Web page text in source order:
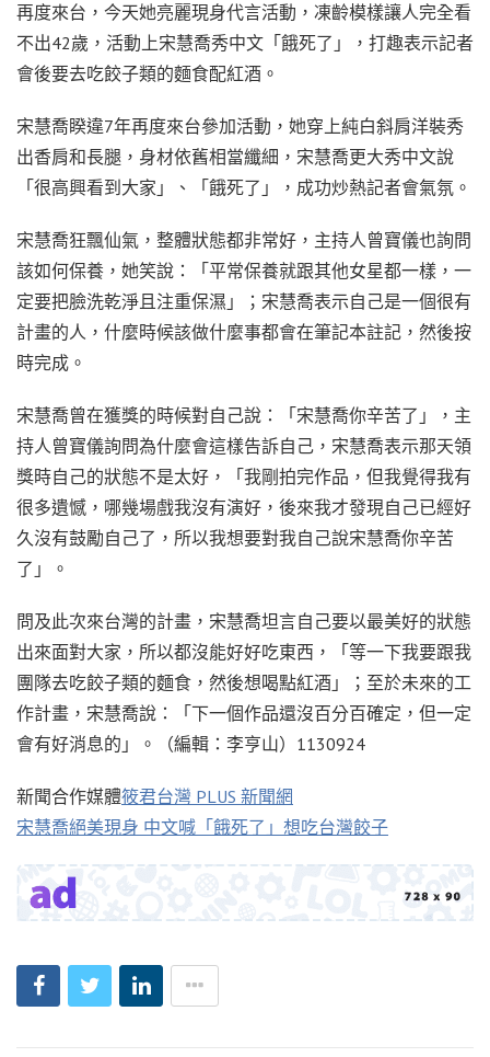
再度來台，今天她亮麗現身代言活動，凍齡模樣讓人完全看
不出42歲，活動上宋慧喬秀中文「餓死了」，打趣表示記者
會後要去吃餃子類的麵食配紅酒。
宋慧喬睽違7年再度來台參加活動，她穿上純白斜肩洋裝秀
出香肩和長腿，身材依舊相當纖細，宋慧喬更大秀中文說
「很高興看到大家」、「餓死了」，成功炒熱記者會氣氛。
宋慧喬狂飄仙氣，整體狀態都非常好，主持人曾寶儀也詢問
該如何保養，她笑說：「平常保養就跟其他女星都一樣，一
定要把臉洗乾淨且注重保濕」；宋慧喬表示自己是一個很有
計畫的人，什麼時候該做什麼事都會在筆記本註記，然後按
時完成。
宋慧喬曾在獲獎的時候對自己說：「宋慧喬你辛苦了」，主
持人曾寶儀詢問為什麼會這樣告訴自己，宋慧喬表示那天領
獎時自己的狀態不是太好，「我剛拍完作品，但我覺得我有
很多遺憾，哪幾場戲我沒有演好，後來我才發現自己已經好
久沒有鼓勵自己了，所以我想要對我自己說宋慧喬你辛苦
了」。
問及此次來台灣的計畫，宋慧喬坦言自己要以最美好的狀態
出來面對大家，所以都沒能好好吃東西，「等一下我要跟我
團隊去吃餃子類的麵食，然後想喝點紅酒」；至於未來的工
作計畫，宋慧喬說：「下一個作品還沒百分百確定，但一定
會有好消息的」。（編輯：李亨山）1130924
新聞合作媒體筱君台灣 PLUS 新聞網
宋慧喬絕美現身 中文喊「餓死了」想吃台灣餃子